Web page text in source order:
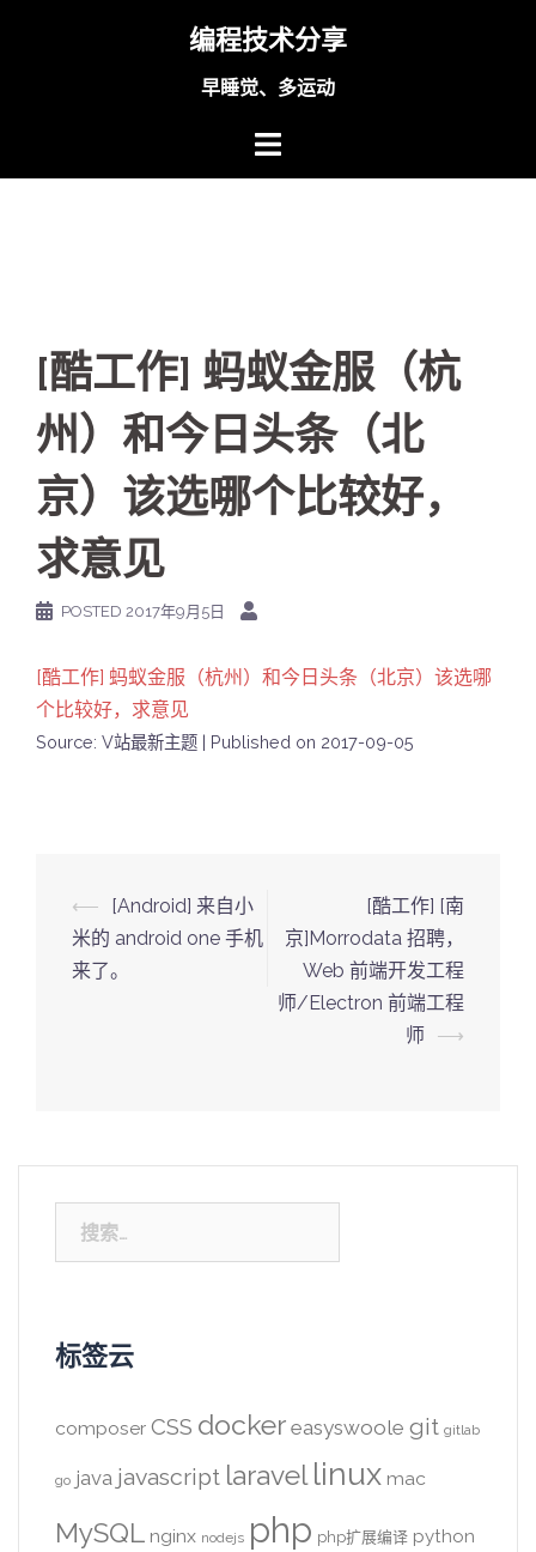
编程技术分享
早睡觉、多运动
[酷工作] 蚂蚁金服（杭
州）和今日头条（北
京）该选哪个比较好，
求意见
POSTED 2017年9月5日
[酷工作] 蚂蚁金服（杭州）和今日头条（北京）该选哪
个比较好，求意见
Source: V站最新主题 Published on 2017-09-05
Post
navigation
⟵
[Android] 来自小
米的 android one 手机
来了。
[酷工作] [南
京]Morrodata 招聘，
Web 前端开发工程
师/Electron 前端工程
师 ⟶
索：
标签云
composer CSS docker easyswoole git gitlab
go java javascript laravel linux mac
MySQL nginx nodejs php php扩展编译 python